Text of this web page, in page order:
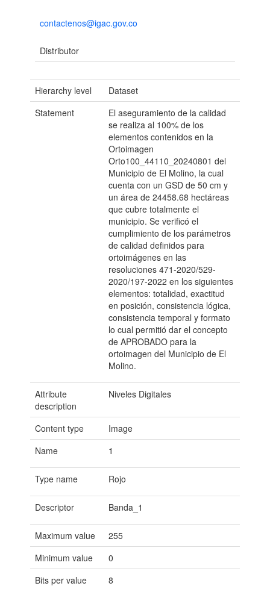
contactenos@igac.gov.co
Distributor
Hierarchy level
Dataset
Statement
El aseguramiento de la calidad
se realiza al 100% de los
elementos contenidos en la
Ortoimagen
Orto100_44110_20240801 del
Municipio de El Molino, la cual
cuenta con un GSD de 50 cm y
un área de 24458.68 hectáreas
que cubre totalmente el
municipio. Se verificó el
cumplimiento de los parámetros
de calidad definidos para
ortoimágenes en las
resoluciones 471-2020/529-
2020/197-2022 en los siguientes
elementos: totalidad, exactitud
en posición, consistencia lógica,
consistencia temporal y formato
lo cual permitió dar el concepto
de APROBADO para la
ortoimagen del Municipio de El
Molino.
Attribute
description
Niveles Digitales
Content type
Image
Name
1
Type name Rojo
Descriptor Banda_1
Maximum value
255
Minimum value
0
Bits per value
8